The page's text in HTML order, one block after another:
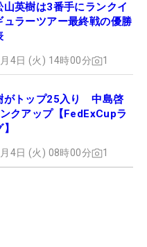
山英樹は3番手にランクイ
ラーツアー最終戦の優勝
4日 (火) 14時00分 1
がトップ25入り 中島啓
クアップ【FedExCupラ
4日 (火) 08時00分 1